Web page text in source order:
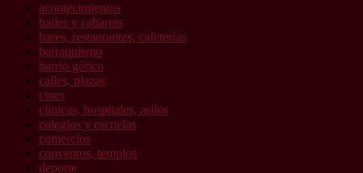
acontecimientos
bailes y cabarets
bares, restaurantes, cafeterías
barraquismo
barrio gótico
calles, plazas
cines
clinicas, hospitales, asilos
colegios y escuelas
comercios
conventos, templos
deporte